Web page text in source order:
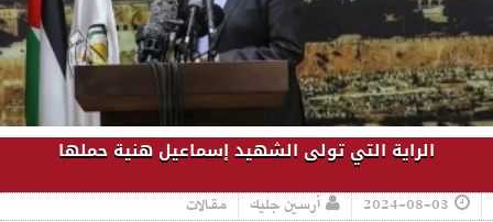
الراية التي تولى الشهيد إسماعيل هنية حملها
2024-08-03 أرسين جليك مقالات